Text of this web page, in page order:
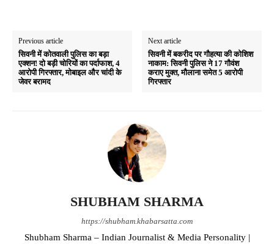
Previous article
सिवनी में कोतवाली पुलिस का बड़ा
एक्शन! दो बड़ी चोरियों का पर्दाफाश, 4
आरोपी गिरफ्तार, मोबाइल और चांदी के
जेवर बरामद
Next article
सिवनी में बकरीद पर गौहत्या की कोशिश
नाकाम: सिवनी पुलिस ने 17 गौवंश
कराए मुक्त, मौलाना समेत 5 आरोपी
गिरफ्तार
SHUBHAM SHARMA
https://shubham.khabarsatta.com
Shubham Sharma – Indian Journalist & Media Personality |